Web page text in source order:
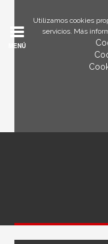
Utilizamos cookies
servicios. Más
MENÚ